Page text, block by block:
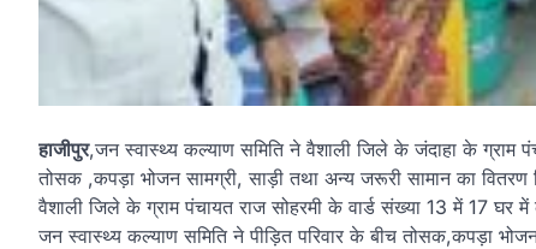
हाजीपुर,जन स्वास्थ्य कल्याण समिति ने वैशाली जिले के जंदाहा के ग्राम
तोसक ,कपड़ा भोजन सामग्री, साड़ी तथा अन्य जरूरी सामान का वितरण
वैशाली जिले के ग्राम पंचायत राज सोहरमी के वार्ड संख्या 13 में 17 घर
जन स्वास्थ्य कल्याण समिति ने पीड़ित परिवार के बीच तोसक,कपड़ा